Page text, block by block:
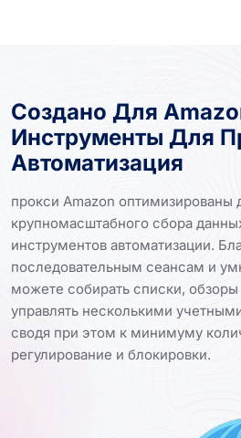
Создано Для
Инструменты Для
Автоматизация
прокси Amazon оптимизированы
крупномасштабного сбора
инструментов автоматизации.
последовательным сеансам и
можете собирать списки,
управлять несколькими
сводя при этом к минимуму
регулирование и блокировки.